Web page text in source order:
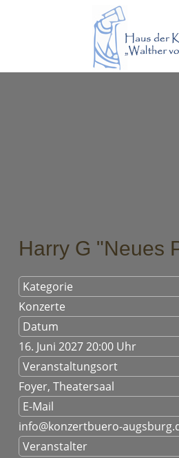
Harry G "Neues
Kategorie
Konzerte
Datum
16. Juni 202720:00 Uhr
Veranstaltungsort
Foyer, Theatersaal
E-Mail
info@konzertbuero-
Veranstalter